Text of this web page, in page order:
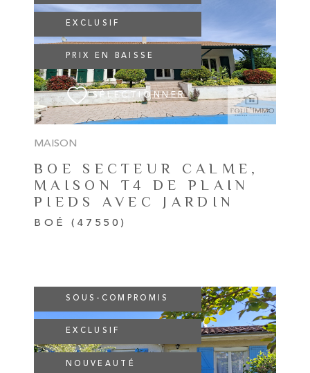
MAISON
BOE SECTEUR CALME,
MAISON T4 DE PLAIN
PIEDS AVEC JARDIN
BOÉ (47550)
EXCLUSIF
PRIX EN BAISSE
SÉLECTIONNER
VOIR LE BIEN
SOUS-COMPROMIS
EXCLUSIF
NOUVEAUTÉ
VOIR LE BIEN